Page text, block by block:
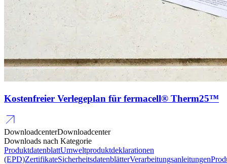
Kostenfreier Verlegeplan für fermacell® Therm25™
DownloadcenterDownloadcenter
Downloads nach Kategorie
ProduktdatenblattUmweltproduktdeklarationen
(EPD)ZertifikateSicherheitsdatenblätterVerarbeitungsanleitungen